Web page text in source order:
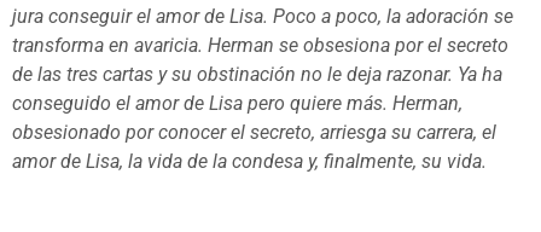
jura conseguir el amor de Lisa. Poco a poco, la adoración se
transforma en avaricia. Herman se obsesiona por el secreto
de las tres cartas y su obstinación no le deja razonar. Ya ha
conseguido el amor de Lisa pero quiere más. Herman,
obsesionado por conocer el secreto, arriesga su carrera, el
amor de Lisa, la vida de la condesa y, finalmente, su vida.